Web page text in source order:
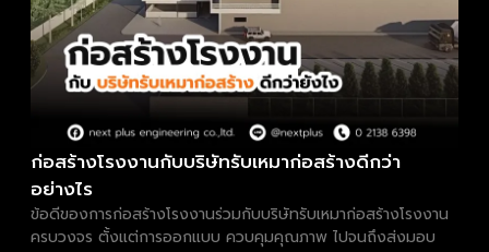
ก่อสร้างโรงงานกับบริษัทรับเหมาก่อสร้างดีกว่า
อย่างไร
ข้อดีของการก่อสร้างโรงงานร่วมกับบริษัทรับเหมาก่อสร้างโรงงาน
ครบวงจร ตั้งแต่การออกแบบ ควบคุมคุณภาพ ไปจนถึงส่งมอบ